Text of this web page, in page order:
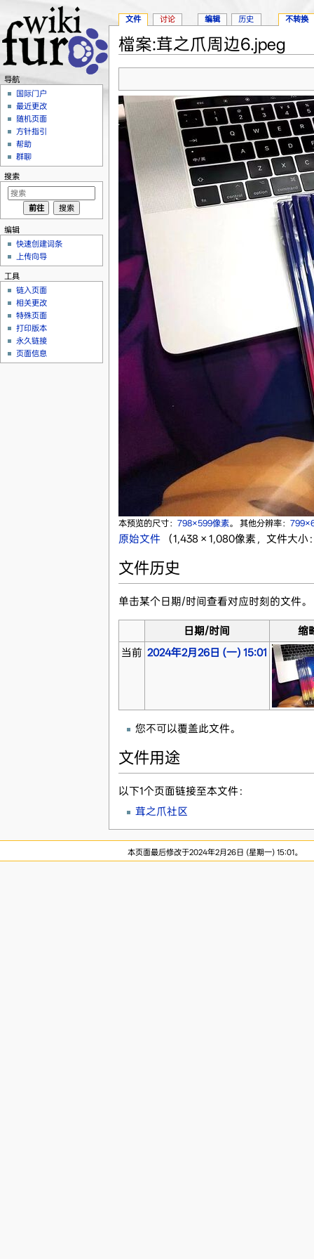
檔案:茸之爪周边6.jpeg
本预览的尺寸： 798×599像素。 其他分辨率：
原始文件‎ （1,438 × 1,080像素，文件大
文件历史
单击某个日期/时间查看对应时刻的文件。
日期/时间
缩
当前 2024年2月26日 (一) 15:01
您不可以覆盖此文件。
文件用途
以下1个页面链接至本文件：
茸之爪社区
文件 讨论 编辑 历史 不转换
导航
国际门户
最近更改
随机页面
方针指引
帮助
群聊
搜索
编辑
快速创建词条
上传向导
工具
链入页面
相关更改
特殊页面
打印版本
永久链接
页面信息
本页面最后修改于2024年2月26日 (星期一) 15:01。